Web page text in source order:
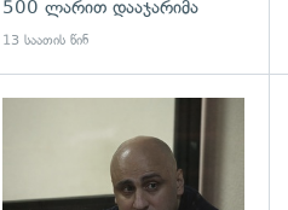
500 ლარით დააჯარიმა
13 საათის წინ